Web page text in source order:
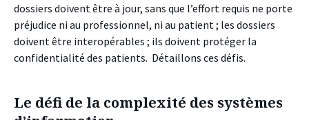
dossiers doivent être à jour, sans que l’effort requis ne porte
préjudice ni au professionnel, ni au patient ; les dossiers
doivent être interopérables ; ils doivent protéger la
confidentialité des patients. Détaillons ces défis.
Le défi de la complexité des systèmes